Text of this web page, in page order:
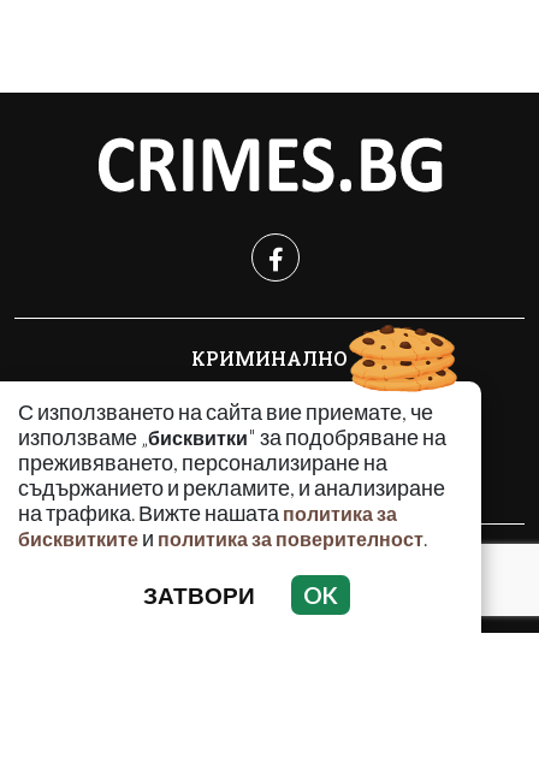
С използването на сайта вие приемате, че
използваме „бисквитки" за подобряване на
преживяването, персонализиране на
съдържанието и рекламите, и анализиране
на трафика. Вижте нашата политика за
бисквитките и политика за поверителност.
ЗАТВОРИ OK
КРИМИНАЛНО
ИНЦИДЕНТИ
АНАЛИЗИ
ПО СВЕТА
ВОДЕЩИ ТЕМИ
Използването и публикуването на част или цялото
съдържание на Crimes.BG без разрешение на Медийна
група Асмара ЕООД е забранено.